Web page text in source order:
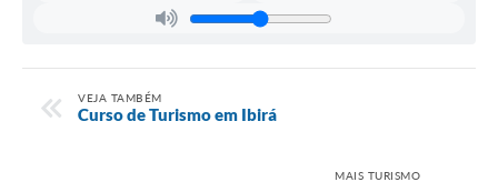
VEJA TAMBÉM
Curso de Turismo em Ibirá
MAIS TURISMO